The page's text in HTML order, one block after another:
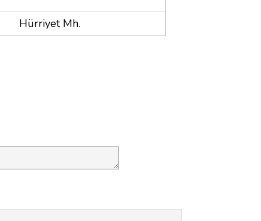
Hürriyet Mh.